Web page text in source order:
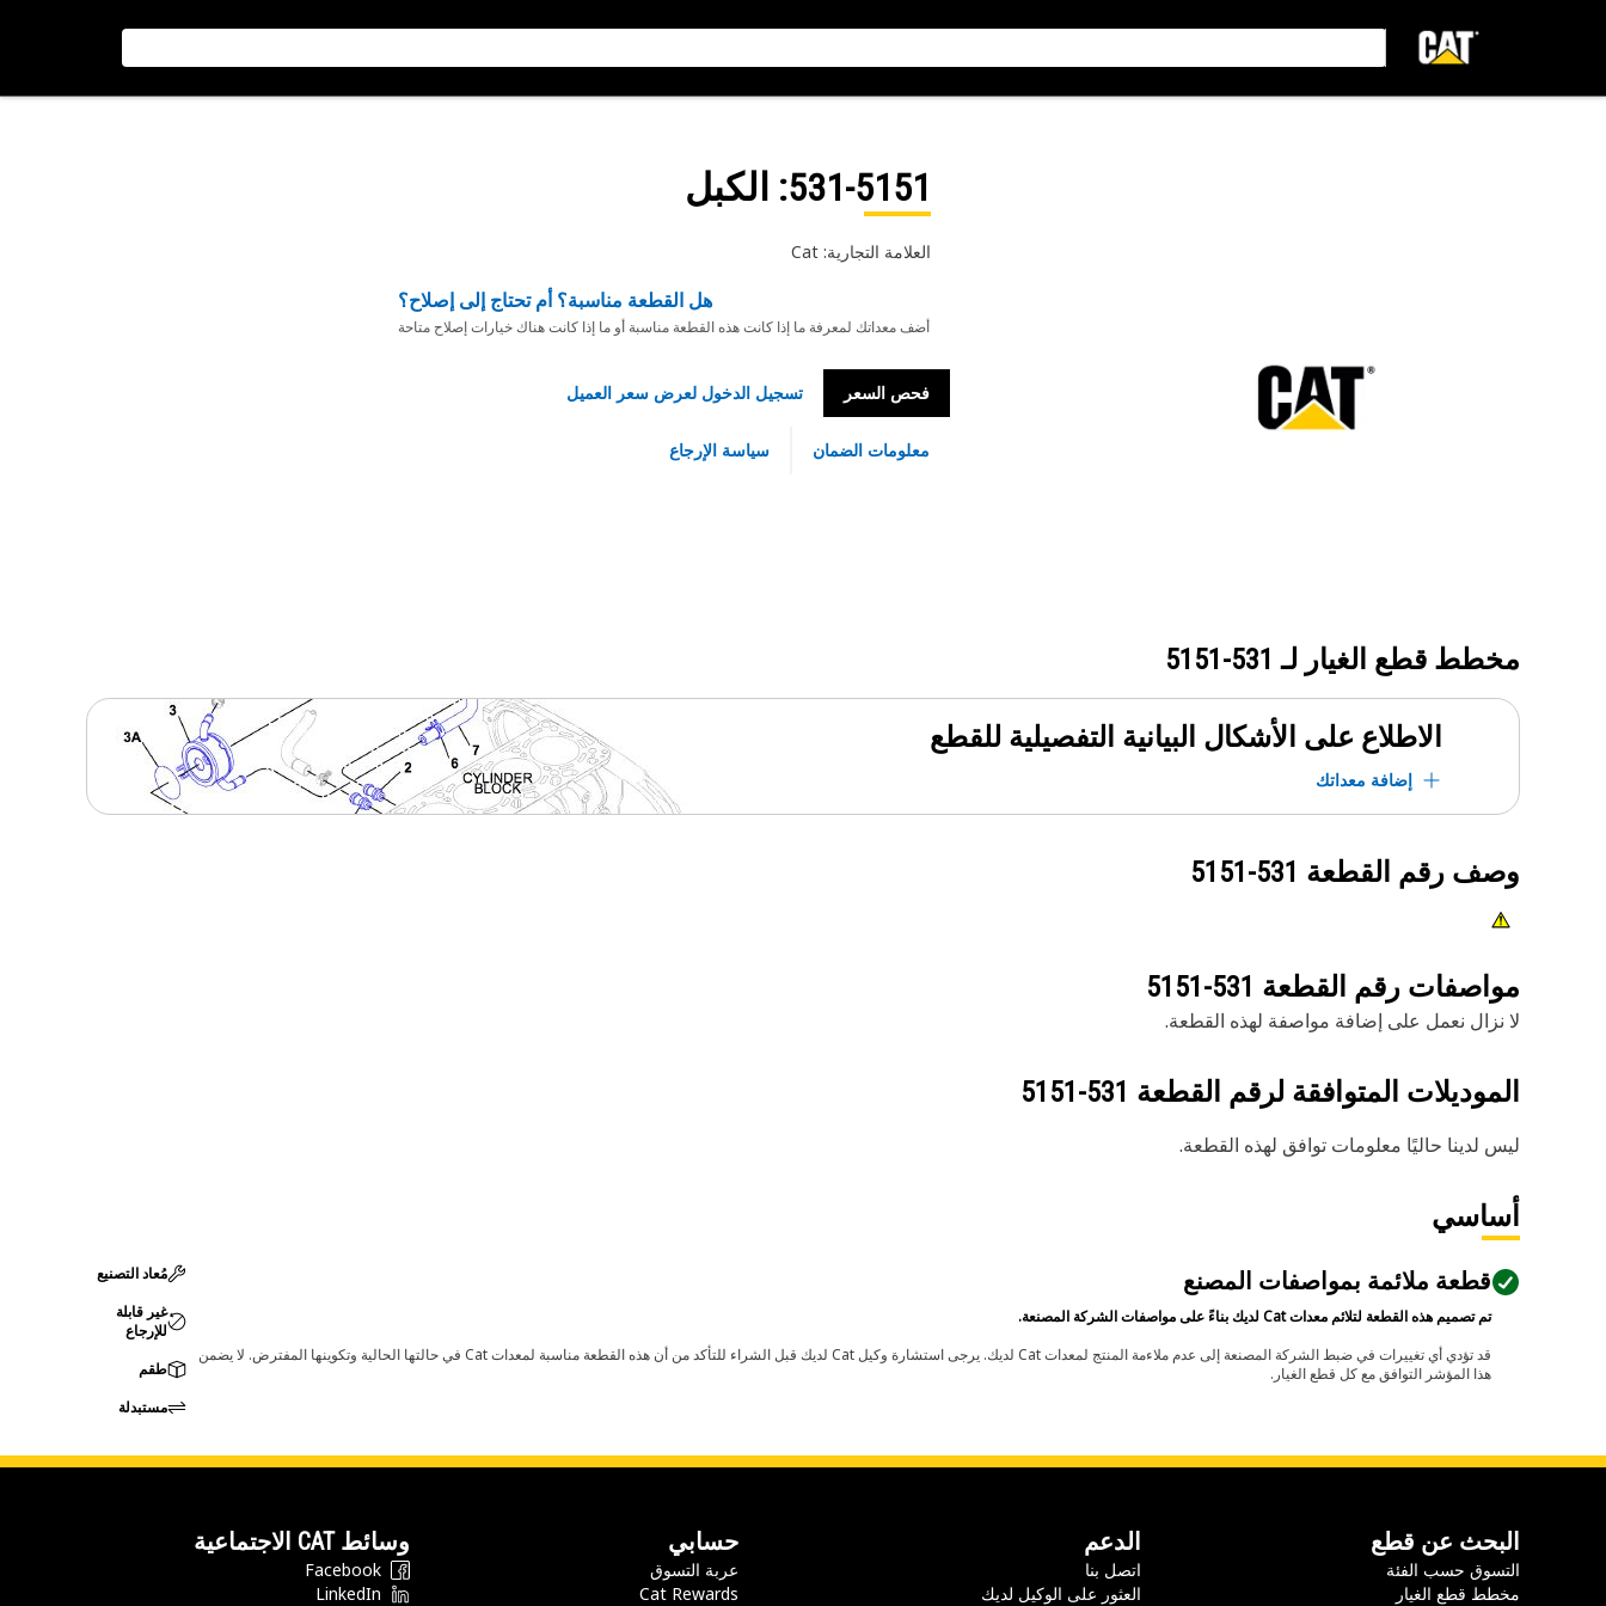
531-5151: الكبل
العلامة التجارية: Cat
هل القطعة مناسبة؟ أم تحتاج إلى إصلاح؟
أضف معداتك لمعرفة ما إذا كانت هذه القطعة مناسبة أو ما إذا كانت هناك خيارات إصلاح متاحة
فحص السعر تسجيل الدخول لعرض سعر العميل
معلومات الضمان سياسة الإرجاع
مخطط قطع الغيار لـ 531-5151
الاطلاع على الأشكال البيانية التفصيلية للقطع
إضافة معداتك
وصف رقم القطعة 531-5151
مواصفات رقم القطعة 531-5151
لا نزال نعمل على إضافة مواصفة لهذه القطعة.
الموديلات المتوافقة لرقم القطعة 531-5151
ليس لدينا حاليًا معلومات توافق لهذه القطعة.
أساسي
قطعة ملائمة بمواصفات المصنع
تم تصميم هذه القطعة لتلائم معدات Cat لديك بناءً على مواصفات الشركة المصنعة.
قد تؤدي أي تغييرات في ضبط الشركة المصنعة إلى عدم ملاءمة المنتج لمعدات Cat لديك. يرجى استشارة وكيل Cat لديك قبل الشراء للتأكد من أن هذه القطعة مناسبة لمعدات Cat في حالتها الحالية وتكوينها المفترض. لا يضمن
هذا المؤشر التوافق مع كل قطع الغيار.
مُعاد التصنيع
غير قابلة
للإرجاع
طقم
مستبدلة
البحث عن قطع
التسوق حسب الفئة
مخطط قطع الغيار
الدعم
اتصل بنا
العثور على الوكيل لديك
حسابي
عربة التسوق
Cat Rewards
وسائط CAT الاجتماعية
Facebook
LinkedIn